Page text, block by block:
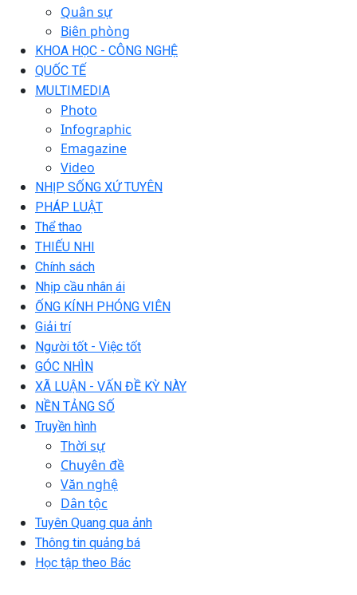
Quân sự
Biên phòng
KHOA HỌC - CÔNG NGHỆ
QUỐC TẾ
MULTIMEDIA
Photo
Infographic
Emagazine
Video
NHỊP SỐNG XỨ TUYÊN
PHÁP LUẬT
Thể thao
THIẾU NHI
Chính sách
Nhịp cầu nhân ái
ỐNG KÍNH PHÓNG VIÊN
Giải trí
Người tốt - Việc tốt
GÓC NHÌN
XÃ LUẬN - VẤN ĐỀ KỲ NÀY
NỀN TẢNG SỐ
Truyền hình
Thời sự
Chuyên đề
Văn nghệ
Dân tộc
Tuyên Quang qua ảnh
Thông tin quảng bá
Học tập theo Bác